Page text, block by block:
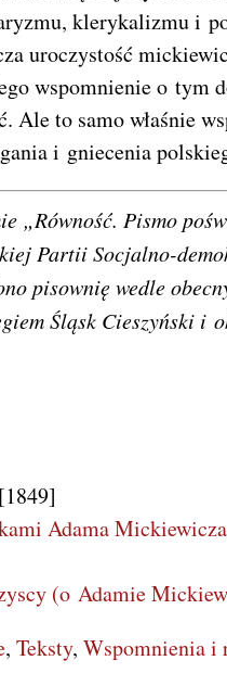
klerykalizmu i
uroczystość
wspomnienie o tym
Ale to samo właśnie
i gniecenia
„Równość. Pismo
Partii Socjalno-
pisownię wedle
Śląsk Cieszyński i
[1849]
Adama
(o Adamie
Teksty Wspomnienia i